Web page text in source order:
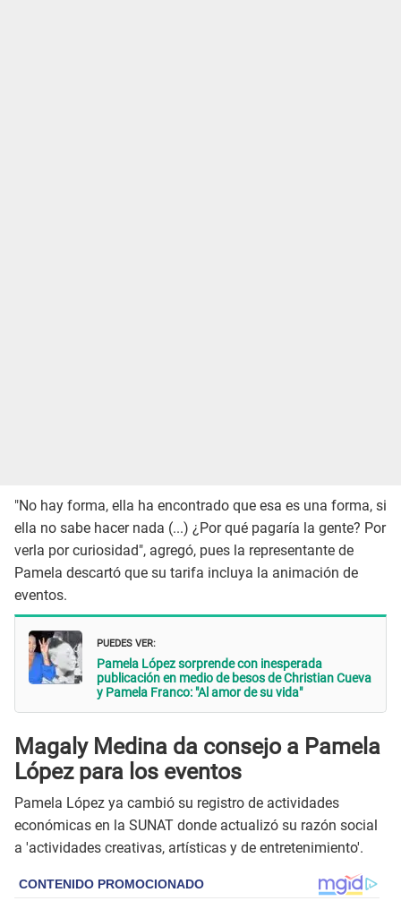
"No hay forma, ella ha encontrado que esa es una forma, si
ella no sabe hacer nada (...) ¿Por qué pagaría la gente? Por
verla por curiosidad", agregó, pues la representante de
Pamela descartó que su tarifa incluya la animación de
eventos.
PUEDES VER:
Pamela López sorprende con inesperada
publicación en medio de besos de Christian Cueva
y Pamela Franco: "Al amor de su vida"
Magaly Medina da consejo a Pamela
López para los eventos
Pamela López ya cambió su registro de actividades
económicas en la SUNAT donde actualizó su razón social
a 'actividades creativas, artísticas y de entretenimiento'.